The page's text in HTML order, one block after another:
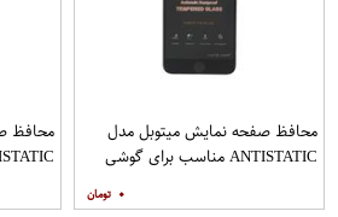
محافظ صفحه نمایش میتوبل مدل
ANTISTATIC مناسب برای گوشی
۰
محافظ